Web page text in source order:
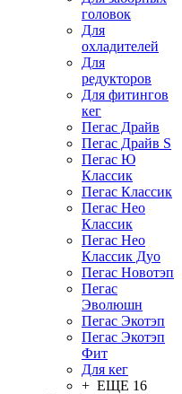
головок
Для
охладителей
Для
редукторов
Для фитингов
кег
Пегас Драйв
Пегас Драйв S
Пегас Ю
Классик
Пегас Классик
Пегас Нео
Классик
Пегас Нео
Классик Дуо
Пегас Новотэп
Пегас
Эволюшн
Пегас Экотэп
Пегас Экотэп
Фит
Для кег
+ ЕЩЕ 16